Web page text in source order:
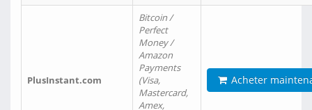
PlusInstant.com
Bitcoin /
Perfect
Money /
Amazon
Payments
(Visa,
Mastercard,
Amex,
Acheter